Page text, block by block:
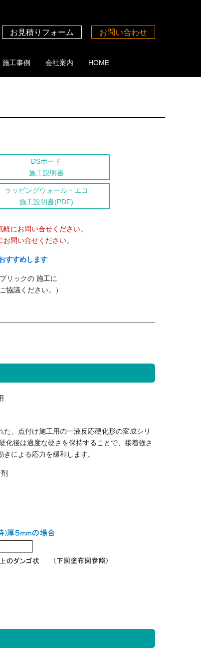
お見積りフォーム お問い合わせ
施工事例 会社案内 HOME
DSボード
施工説明書
ラッピングウォール・エコ
施工説明書(PDF)
にお問い合せください。
問い合せください。
すすめします
リックの 施工に
協議ください。）
、点付け施工用の一液反応硬化形の変成シリ
化後は適度な硬さを保持することで、接着強さ
による応力を緩和します。